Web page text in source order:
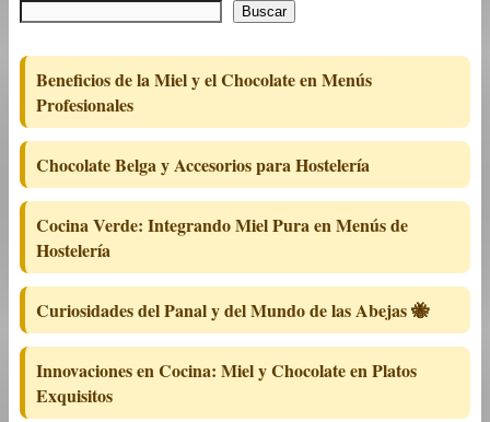
Buscar
Beneficios de la Miel y el Chocolate en Menús
Profesionales
Chocolate Belga y Accesorios para Hostelería
Cocina Verde: Integrando Miel Pura en Menús de
Hostelería
Curiosidades del Panal y del Mundo de las Abejas 🐝
Innovaciones en Cocina: Miel y Chocolate en Platos
Exquisitos